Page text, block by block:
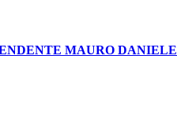
MAURO DANIELE